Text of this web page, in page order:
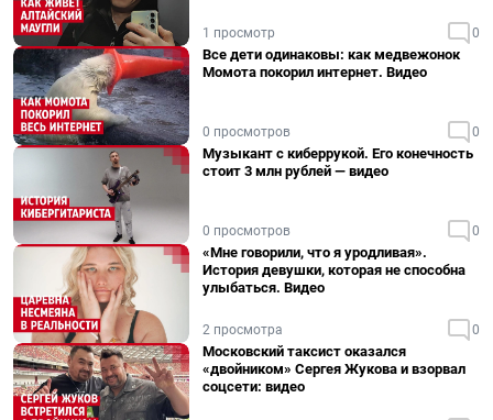
1 просмотр 0
Все дети одинаковы: как медвежонок
Момота покорил интернет. Видео
0 просмотров 0
Музыкант с киберрукой. Его конечность
стоит 3 млн рублей — видео
0 просмотров 0
«Мне говорили, что я уродливая».
История девушки, которая не способна
улыбаться. Видео
2 просмотра 0
Московский таксист оказался
«двойником» Сергея Жукова и взорвал
соцсети: видео